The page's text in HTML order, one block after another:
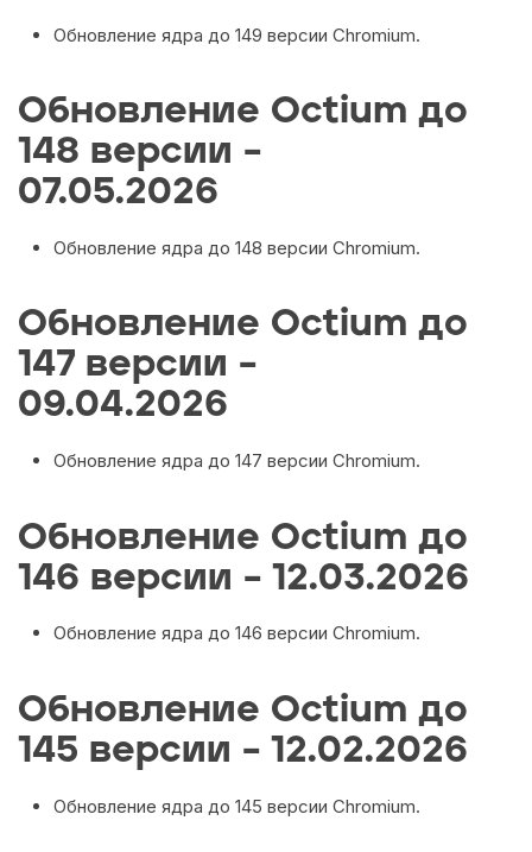
Обновление ядра до 149 версии Chromium.
Обновление Octium до
148 версии –
07.05.2026
Обновление ядра до 148 версии Chromium.
Обновление Octium до
147 версии –
09.04.2026
Обновление ядра до 147 версии Chromium.
Обновление Octium до
146 версии – 12.03.2026
Обновление ядра до 146 версии Chromium.
Обновление Octium до
145 версии – 12.02.2026
Обновление ядра до 145 версии Chromium.